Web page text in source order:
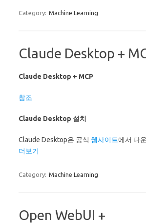
Category: Machine Learning
Claude Desktop +
Claude Desktop + MCP
참조
Claude Desktop 설치
Claude Desktop은 공식 웹사이트에서 다
더보기
Category: Machine Learning
Open WebUI +